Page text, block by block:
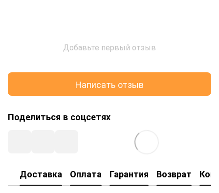
Добавьте первый отзыв
Написать отзыв
Поделиться в соцсетях
Доставка Оплата Гарантия Возврат